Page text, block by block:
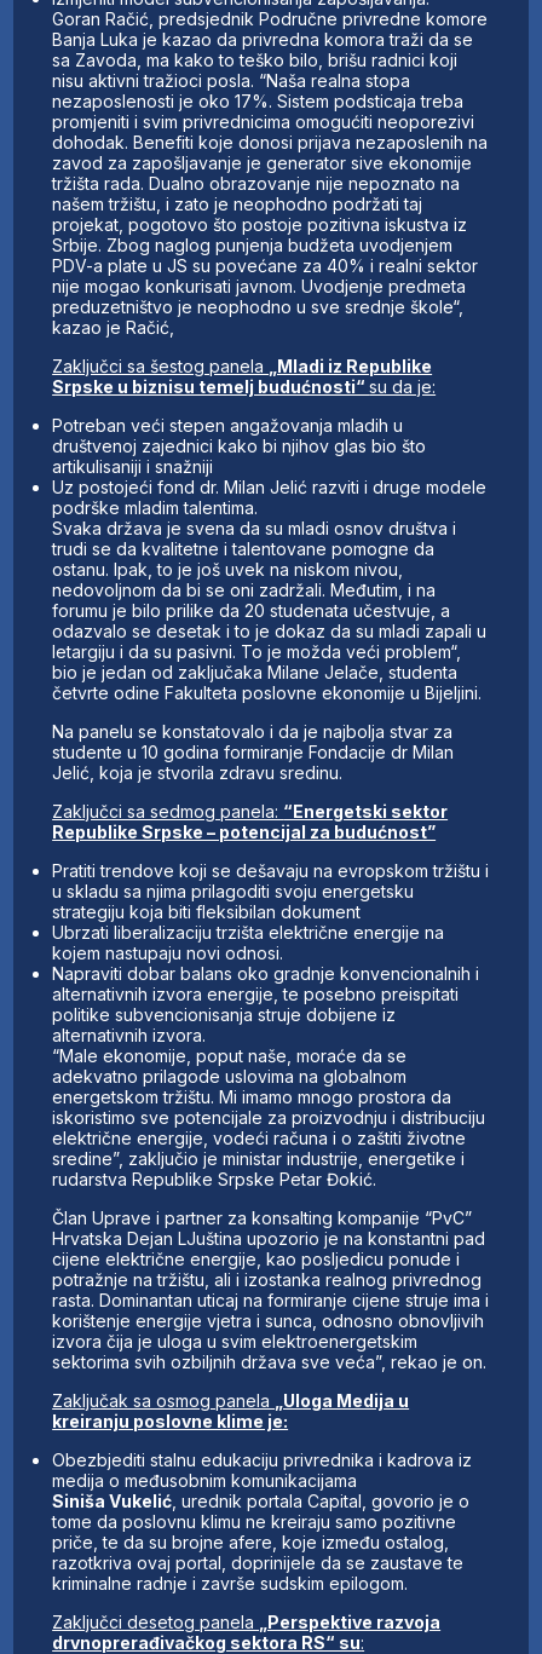
Goran Račić, predsjednik Područne privredne komore
Banja Luka je kazao da privredna komora traži da se
sa Zavoda, ma kako to teško bilo, brišu radnici koji
nisu aktivni tražioci posla. “Naša realna stopa
nezaposlenosti je oko 17%. Sistem podsticaja treba
promjeniti i svim privrednicima omogućiti neoporezivi
dohodak. Benefiti koje donosi prijava nezaposlenih na
zavod za zapošljavanje je generator sive ekonomije
tržišta rada. Dualno obrazovanje nije nepoznato na
našem tržištu, i zato je neophodno podržati taj
projekat, pogotovo što postoje pozitivna iskustva iz
Srbije. Zbog naglog punjenja budžeta uvodjenjem
PDV-a plate u JS su povećane za 40% i realni sektor
nije mogao konkurisati javnom. Uvodjenje predmeta
preduzetništvo je neophodno u sve srednje škole“,
kazao je Račić,
Zaključci sa šestog panela
„Mladi iz Republike
Srpske u biznisu temelj budućnosti“su da je:
Potreban veći stepen angažovanja mladih u
društvenoj zajednici kako bi njihov glas bio što
artikulisaniji i snažniji
Uz postojeći fond dr. Milan Jelić razviti i druge modele
podrške mladim talentima.
Svaka država je svena da su mladi osnov društva i
trudi se da kvalitetne i talentovane pomogne da
ostanu. Ipak, to je još uvek na niskom nivou,
nedovoljnom da bi se oni zadržali. Međutim, i na
forumu je bilo prilike da 20 studenata učestvuje, a
odazvalo se desetak i to je dokaz da su mladi zapali u
letargiju i da su pasivni. To je možda veći problem“,
bio je jedan od zaključaka Milane Jelače, studenta
četvrte odine Fakulteta poslovne ekonomije u Bijeljini.
Na panelu se konstatovalo i da je najbolja stvar za
studente u 10 godina formiranje Fondacije dr Milan
Jelić, koja je stvorila zdravu sredinu.
Zaključci sa sedmog panela: “Energetski sektor
Republike Srpske – potencijal za budućnost”
Pratiti trendove koji se dešavaju na evropskom tržištu i
u skladu sa njima prilagoditi svoju energetsku
strategiju koja biti fleksibilan dokument
Ubrzati liberalizaciju trzišta električne energije na
kojem nastupaju novi odnosi.
Napraviti dobar balans oko gradnje konvencionalnih i
alternativnih izvora energije, te posebno preispitati
politike subvencionisanja struje dobijene iz
alternativnih izvora.
“Male ekonomije, poput naše, moraće da se
adekvatno prilagode uslovima na globalnom
energetskom tržištu. Mi imamo mnogo prostora da
iskoristimo sve potencijale za proizvodnju i distribuciju
električne energije, vodeći računa i o zaštiti životne
sredine”, zaključio je ministar industrije, energetike i
rudarstva Republike Srpske Petar Đokić.
Član Uprave i partner za konsalting kompanije “PvC”
Hrvatska Dejan LJuština upozorio je na konstantni pad
cijene električne energije, kao posljedicu ponude i
potražnje na tržištu, ali i izostanka realnog privrednog
rasta. Dominantan uticaj na formiranje cijene struje ima i
korištenje energije vjetra i sunca, odnosno obnovljivih
izvora čija je uloga u svim elektroenergetskim
sektorima svih ozbiljnih država sve veća”, rekao je on.
Zaključak sa osmog panela
„Uloga Medija u
kreiranju poslovne klime je:
Obezbjediti stalnu edukaciju privrednika i kadrova iz
medija o međusobnim komunikacijama
Siniša Vukelić , urednik portala Capital, govorio je o
tome da poslovnu klimu ne kreiraju samo pozitivne
priče, te da su brojne afere, koje između ostalog,
razotkriva ovaj portal, doprinijele da se zaustave te
kriminalne radnje i završe sudskim epilogom.
Zaključci desetog panela
„Perspektive razvoja
drvnoprerađivačkog sektora RS“ su: